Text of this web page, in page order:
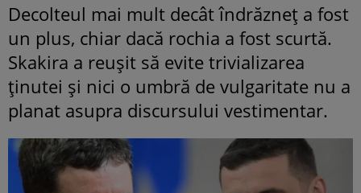
Decolteul mai mult decât îndrăzneţ a fost
un plus, chiar dacă rochia a fost scurtă.
Skakira a reuşit să evite trivializarea
ţinutei şi nici o umbră de vulgaritate nu a
planat asupra discursului vestimentar.